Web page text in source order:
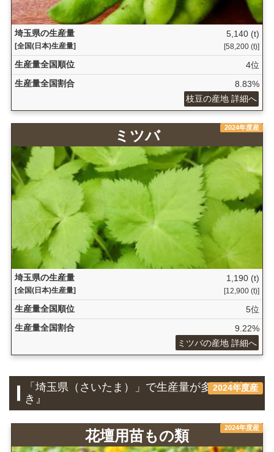
埼玉県の生産量
[全国(日本)生産量]
5,140 (t)
[58,200 (t)]
生産量全国順位
4位
生産量全国割合
8.83%
枝豆の産地 詳細へ
2024年度産
ミツバ
埼玉県の生産量
[全国(日本)生産量]
1,190 (t)
[12,900 (t)]
生産量全国順位
5位
生産量全国割合
9.22%
ミツバの産地 詳細へ
2024年度産
「埼玉県（さいたま）」で生産量が多い『花
き』
2024年度産
花壇用苗もの類